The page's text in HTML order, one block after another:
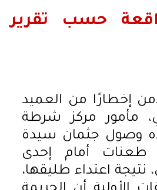
حسب تقرير
إخطارًا من العميد
مأمور مركز شرطة
وصول جثمان سيدة
طعنات أمام إحدى
نتيجة اعتداء طليقها،